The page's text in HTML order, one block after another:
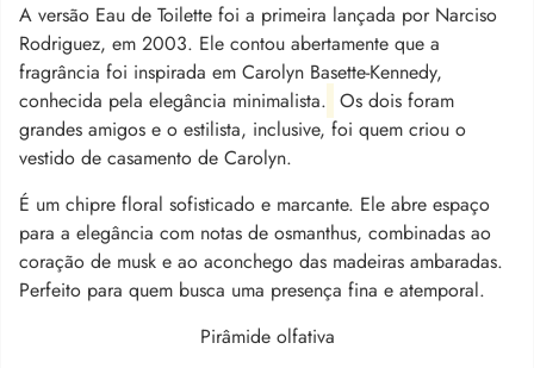
A versão Eau de Toilette foi a primeira lançada por Narciso
Rodriguez, em 2003. Ele contou abertamente que a
fragrância foi inspirada em Carolyn Basette-Kennedy,
conhecida pela elegância minimalista. Os dois foram
grandes amigos e o estilista, inclusive, foi quem criou o
vestido de casamento de Carolyn.
É um chipre floral sofisticado e marcante. Ele abre espaço
para a elegância com notas de osmanthus, combinadas ao
coração de musk e ao aconchego das madeiras ambaradas.
Perfeito para quem busca uma presença fina e atemporal.
Pirâmide olfativa